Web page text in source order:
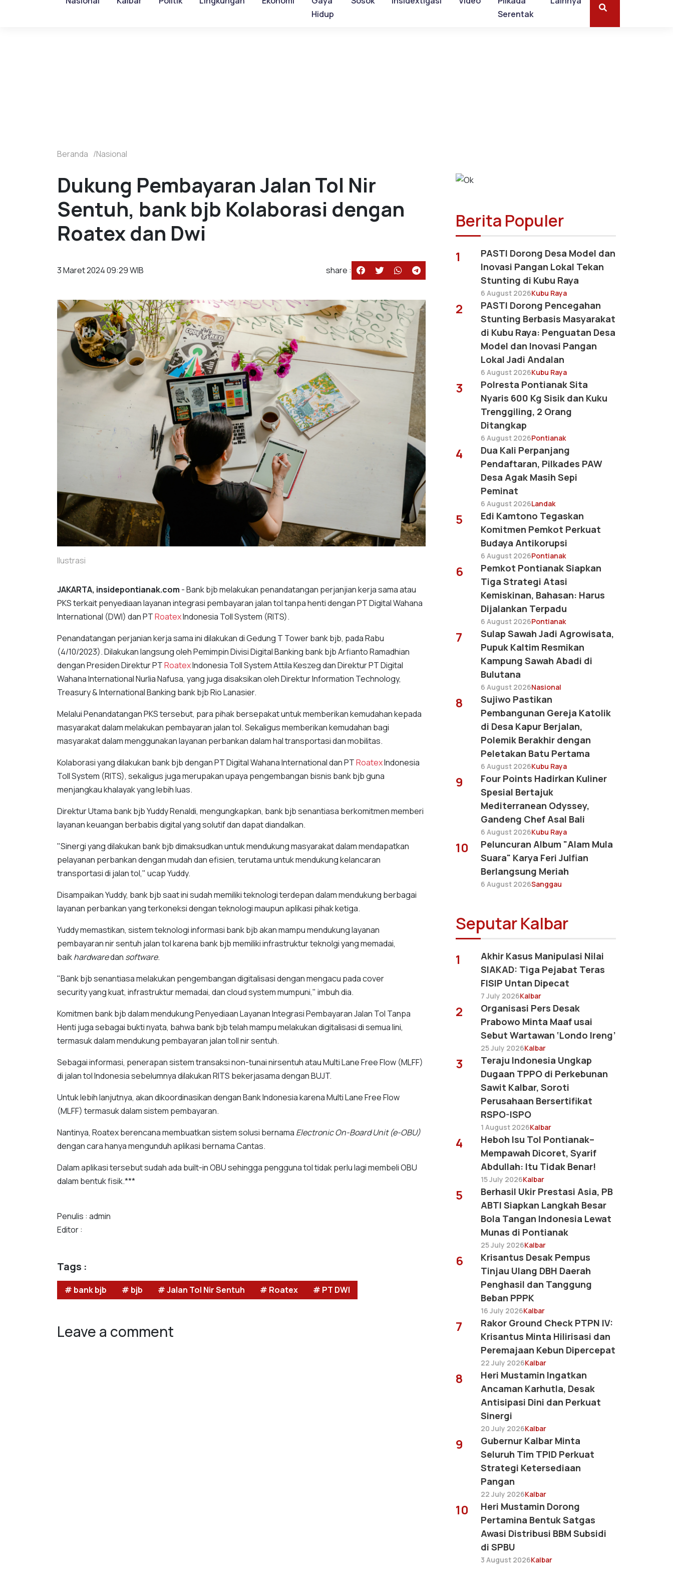
Hidup
Serentak
Beranda Nasional
Dukung Pembayaran Jalan Tol Nir
Sentuh, bank bjb Kolaborasi dengan
Roatex dan Dwi
3 Maret 2024 09:29 WIB share :
Ilustrasi
JAKARTA, insidepontianak.com - Bank bjb melakukan penandatangan perjanjian kerja sama atau
PKS terkait penyediaan layanan integrasi pembayaran jalan tol tanpa henti dengan PT Digital Wahana
International (DWI) dan PTRoatexIndonesia Toll System (RITS).
Penandatangan perjanian kerja sama ini dilakukan di Gedung T Tower bank bjb, pada Rabu
(4/10/2023). Dilakukan langsung oleh Pemimpin Divisi Digital Banking bank bjb Arfianto Ramadhian
dengan Presiden Direktur PTRoatexIndonesia Toll System Attila Keszeg dan Direktur PT Digital
Wahana International Nurlia Nafusa, yang juga disaksikan oleh Direktur Information Technology,
Treasury & International Banking bank bjb Rio Lanasier.
Melalui Penandatangan PKS tersebut, para pihak bersepakat untuk memberikan kemudahan kepada
masyarakat dalam melakukan pembayaran jalan tol. Sekaligus memberikan kemudahan bagi
masyarakat dalam menggunakan layanan perbankan dalam hal transportasi dan mobilitas.
Kolaborasi yang dilakukan bank bjb dengan PT Digital Wahana International dan PTRoatexIndonesia
Toll System (RITS), sekaligus juga merupakan upaya pengembangan bisnis bank bjb guna
menjangkau khalayak yang lebih luas.
Direktur Utama bank bjb Yuddy Renaldi, mengungkapkan, bank bjb senantiasa berkomitmen memberi
layanan keuangan berbabis digital yang solutif dan dapat diandalkan.
"Sinergi yang dilakukan bank bjb dimaksudkan untuk mendukung masyarakat dalam mendapatkan
pelayanan perbankan dengan mudah dan efisien, terutama untuk mendukung kelancaran
transportasi di jalan tol," ucap Yuddy.
Disampaikan Yuddy, bank bjb saat ini sudah memiliki teknologi terdepan dalam mendukung berbagai
layanan perbankan yang terkoneksi dengan teknologi maupun aplikasi pihak ketiga.
Yuddy memastikan, sistem teknologi informasi bank bjb akan mampu mendukung layanan
pembayaran nir sentuh jalan tol karena bank bjb memiliki infrastruktur teknolgi yang memadai,
baikhardwaredan software.
"Bank bjb senantiasa melakukan pengembangan digitalisasi dengan mengacu pada cover
security yang kuat, infrastruktur memadai, dan cloud system mumpuni," imbuh dia.
Komitmen bank bjb dalam mendukung Penyediaan Layanan Integrasi Pembayaran Jalan Tol Tanpa
Henti juga sebagai bukti nyata, bahwa bank bjb telah mampu melakukan digitalisasi di semua lini,
termasuk dalam mendukung pembayaran jalan toll nir sentuh.
Sebagai informasi, penerapan sistem transaksi non-tunai nirsentuh atau Multi Lane Free Flow (MLFF)
di jalan tol Indonesia sebelumnya dilakukan RITS bekerjasama dengan BUJT.
Untuk lebih lanjutnya, akan dikoordinasikan dengan Bank Indonesia karena Multi Lane Free Flow
(MLFF) termasuk dalam sistem pembayaran.
Nantinya, Roatex berencana membuatkan sistem solusi bernama Electronic On-Board Unit (e-OBU)
dengan cara hanya mengunduh aplikasi bernama Cantas.
Dalam aplikasi tersebut sudah ada built-in OBU sehingga pengguna tol tidak perlu lagi membeli OBU
dalam bentuk fisik.***
Penulis : admin
Editor :
Tags :
# bank bjb # bjb # Jalan Tol Nir Sentuh # Roatex # PT DWI
Leave a comment
Berita Populer
1
PASTI Dorong Desa Model dan
Inovasi Pangan Lokal Tekan
Stunting di Kubu Raya
6 August 2026Kubu Raya
2
PASTI Dorong Pencegahan
Stunting Berbasis Masyarakat
di Kubu Raya: Penguatan Desa
Model dan Inovasi Pangan
Lokal Jadi Andalan
6 August 2026Kubu Raya
3
Polresta Pontianak Sita
Nyaris 600 Kg Sisik dan Kuku
Trenggiling, 2 Orang
Ditangkap
6 August 2026Pontianak
4
Dua Kali Perpanjang
Pendaftaran, Pilkades PAW
Desa Agak Masih Sepi
Peminat
6 August 2026Landak
5
Edi Kamtono Tegaskan
Komitmen Pemkot Perkuat
Budaya Antikorupsi
6 August 2026Pontianak
6
Pemkot Pontianak Siapkan
Tiga Strategi Atasi
Kemiskinan, Bahasan: Harus
Dijalankan Terpadu
6 August 2026Pontianak
7
Sulap Sawah Jadi Agrowisata,
Pupuk Kaltim Resmikan
Kampung Sawah Abadi di
Bulutana
6 August 2026Nasional
8
Sujiwo Pastikan
Pembangunan Gereja Katolik
di Desa Kapur Berjalan,
Polemik Berakhir dengan
Peletakan Batu Pertama
6 August 2026Kubu Raya
9
Four Points Hadirkan Kuliner
Spesial Bertajuk
Mediterranean Odyssey,
Gandeng Chef Asal Bali
6 August 2026Kubu Raya
10
Peluncuran Album "Alam Mula
Suara" Karya Feri Julfian
Berlangsung Meriah
6 August 2026Sanggau
Seputar Kalbar
1
Akhir Kasus Manipulasi Nilai
SIAKAD: Tiga Pejabat Teras
FISIP Untan Dipecat
7 July 2026Kalbar
2
Organisasi Pers Desak
Prabowo Minta Maaf usai
Sebut Wartawan ‘Londo Ireng’
25 July 2026Kalbar
3
Teraju Indonesia Ungkap
Dugaan TPPO di Perkebunan
Sawit Kalbar, Soroti
Perusahaan Bersertifikat
RSPO-ISPO
1 August 2026Kalbar
4
Heboh Isu Tol Pontianak–
Mempawah Dicoret, Syarif
Abdullah: Itu Tidak Benar!
15 July 2026Kalbar
5
Berhasil Ukir Prestasi Asia, PB
ABTI Siapkan Langkah Besar
Bola Tangan Indonesia Lewat
Munas di Pontianak
25 July 2026Kalbar
6
Krisantus Desak Pempus
Tinjau Ulang DBH Daerah
Penghasil dan Tanggung
Beban PPPK
16 July 2026Kalbar
7
Rakor Ground Check PTPN IV:
Krisantus Minta Hilirisasi dan
Peremajaan Kebun Dipercepat
22 July 2026Kalbar
8
Heri Mustamin Ingatkan
Ancaman Karhutla, Desak
Antisipasi Dini dan Perkuat
Sinergi
20 July 2026Kalbar
9
Gubernur Kalbar Minta
Seluruh Tim TPID Perkuat
Strategi Ketersediaan
Pangan
22 July 2026Kalbar
10
Heri Mustamin Dorong
Pertamina Bentuk Satgas
Awasi Distribusi BBM Subsidi
di SPBU
3 August 2026Kalbar